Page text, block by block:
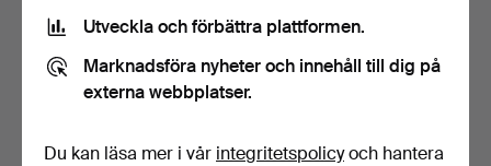
95 USD
Utveckla och förbättra plattformen.
Marknadsföra nyheter och innehåll till dig på
externa webbplatser.
Du kan läsa mer i vår integritetspolicyoch hantera